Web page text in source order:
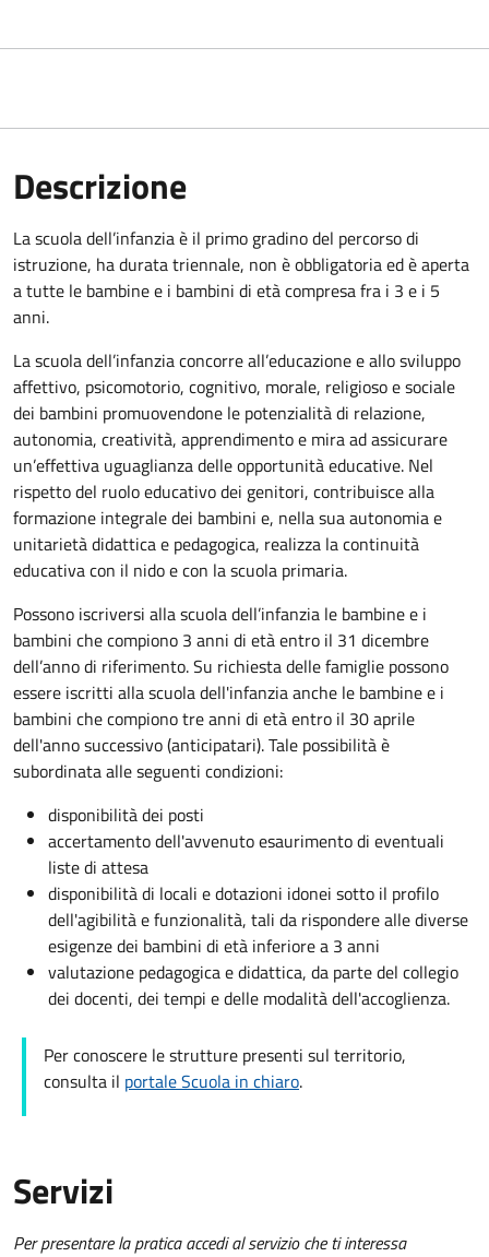
Descrizione
La scuola dell’infanzia è il primo gradino del percorso di
istruzione, ha durata triennale, non è obbligatoria ed è aperta
a tutte le bambine e i bambini di età compresa fra i 3 e i 5
anni.
La scuola dell’infanzia concorre all’educazione e allo sviluppo
affettivo, psicomotorio, cognitivo, morale, religioso e sociale
dei bambini promuovendone le potenzialità di relazione,
autonomia, creatività, apprendimento e mira ad assicurare
un’effettiva uguaglianza delle opportunità educative. Nel
rispetto del ruolo educativo dei genitori, contribuisce alla
formazione integrale dei bambini e, nella sua autonomia e
unitarietà didattica e pedagogica, realizza la continuità
educativa con il nido e con la scuola primaria.
Possono iscriversi alla scuola dell’infanzia le bambine e i
bambini che compiono 3 anni di età entro il 31 dicembre
dell’anno di riferimento. Su richiesta delle famiglie possono
essere iscritti alla scuola dell'infanzia anche le bambine e i
bambini che compiono tre anni di età entro il 30 aprile
dell'anno successivo (anticipatari). Tale possibilità è
subordinata alle seguenti condizioni:
disponibilità dei posti
accertamento dell'avvenuto esaurimento di eventuali
liste di attesa
disponibilità di locali e dotazioni idonei sotto il profilo
dell'agibilità e funzionalità, tali da rispondere alle diverse
esigenze dei bambini di età inferiore a 3 anni
valutazione pedagogica e didattica, da parte del collegio
dei docenti, dei tempi e delle modalità dell'accoglienza.
Per conoscere le strutture presenti sul territorio,
consulta il portale Scuola in chiaro.
Servizi
Per presentare la pratica accedi al servizio che ti interessa